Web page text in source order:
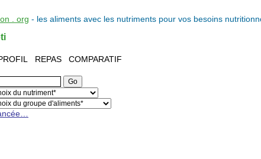
. org - les aliments avec les nutriments pour vos besoins
REPAS COMPARATIF